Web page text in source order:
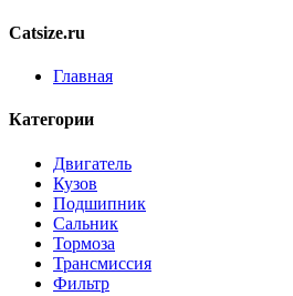
Catsize.ru
Главная
Категории
Двигатель
Кузов
Подшипник
Сальник
Тормоза
Трансмиссия
Фильтр